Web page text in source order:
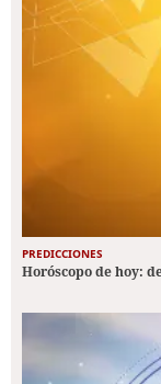
PREDICCIONES
Horóscopo de hoy: